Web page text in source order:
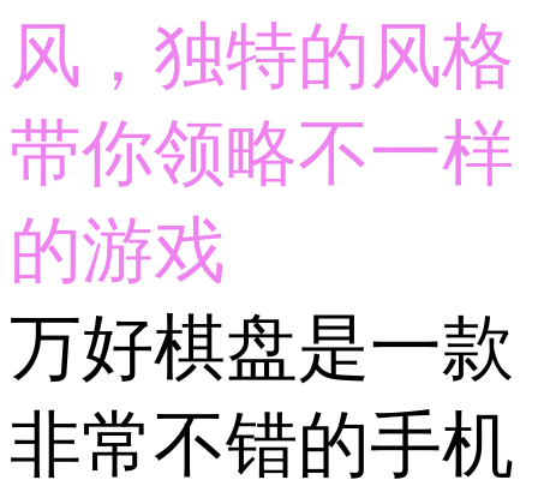
风，独特的风格
带你领略不一样
的游戏
万好棋盘是一款
非常不错的手机